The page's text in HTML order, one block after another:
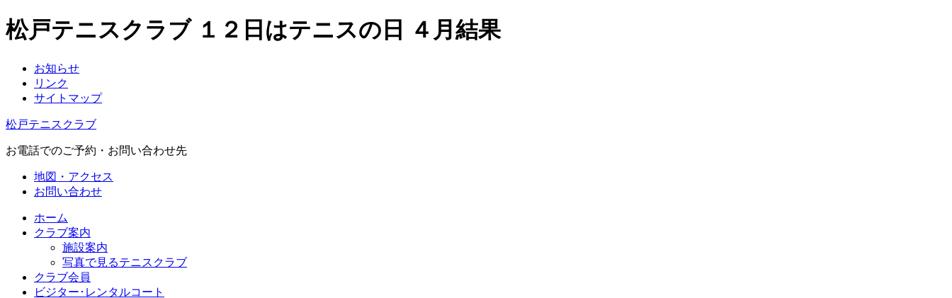
松戸テニスクラブ １２日はテニスの日 ４月結果
お知らせ
リンク
サイトマップ
松戸テニスクラブ
お電話でのご予約・お問い合わせ先
地図・アクセス
お問い合わせ
ホーム
クラブ案内
施設案内
写真で見るテニスクラブ
クラブ会員
ビジター･レンタルコート